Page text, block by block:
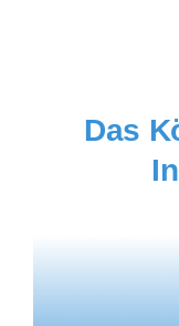
Das